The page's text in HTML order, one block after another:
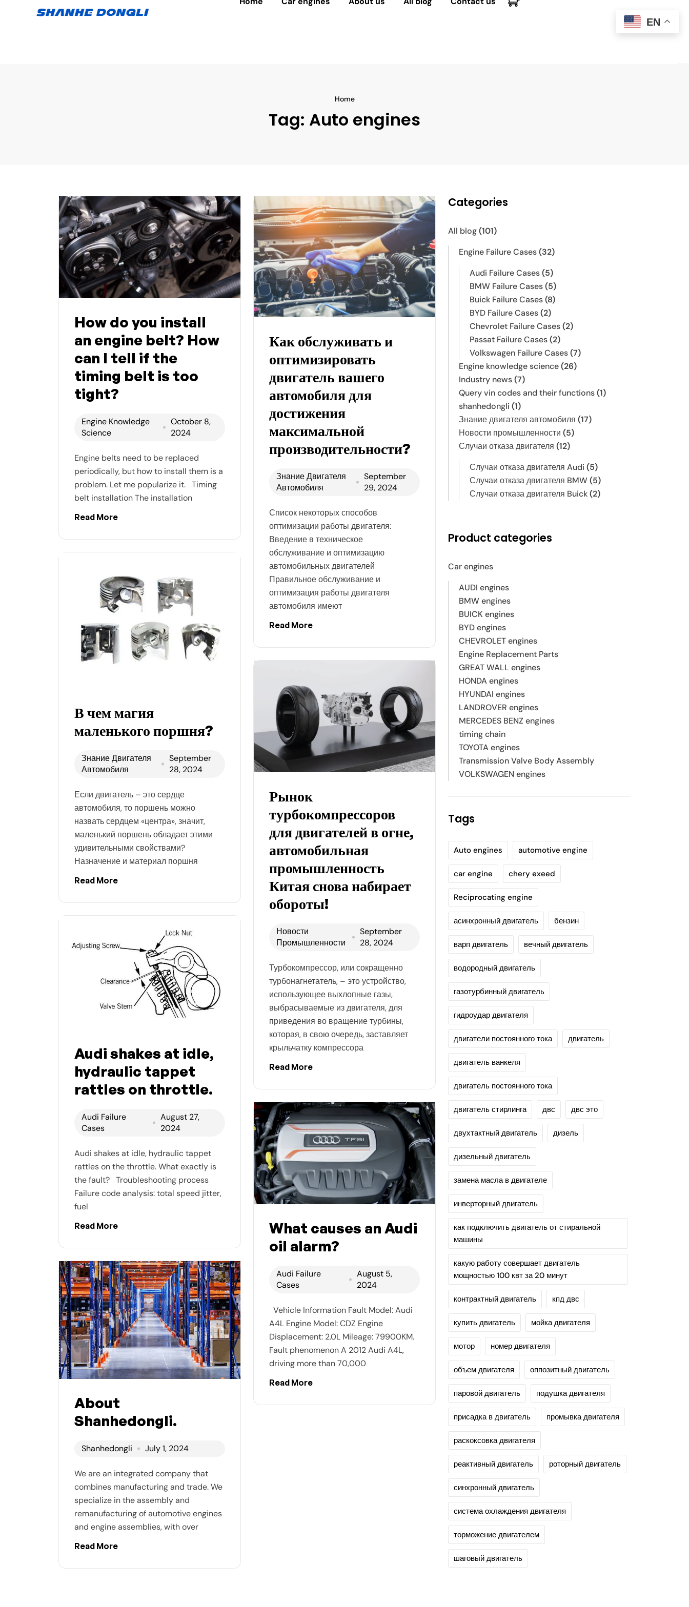
Home
Tag: Auto engines
How do you install
an engine belt? How
can I tell if the
timing belt is too
tight?
Engine Knowledge
Science
October 8,
2024
Engine belts need to be replaced
periodically, but how to install them is a
problem. Let me popularize it. Timing
belt installation The installation
Read More
Как обслуживать и
оптимизировать
двигатель вашего
автомобиля для
достижения
максимальной
производительности?
Знание Двигателя
Автомобиля
September
29, 2024
Список некоторых способов
оптимизации работы двигателя:
Введение в техническое
обслуживание и оптимизацию
автомобильных двигателей
Правильное обслуживание и
оптимизация работы двигателя
автомобиля имеют
Read More
В чем магия
маленького поршня?
Знание Двигателя
Автомобиля
September
28, 2024
Если двигатель – это сердце
автомобиля, то поршень можно
назвать сердцем «центра», значит,
маленький поршень обладает этими
удивительными свойствами?
Назначение и материал поршня
Read More
Рынок
турбокомпрессоров
для двигателей в огне,
автомобильная
промышленность
Китая снова набирает
обороты!
Новости
Промышленности
September
28, 2024
Турбокомпрессор, или сокращенно
турбонагнетатель, – это устройство,
использующее выхлопные газы,
выбрасываемые из двигателя, для
приведения во вращение турбины,
которая, в свою очередь, заставляет
крыльчатку компрессора
Read More
Audi shakes at idle,
hydraulic tappet
rattles on throttle.
Audi Failure
Cases
August 27,
2024
Audi shakes at idle, hydraulic tappet
rattles on the throttle. What exactly is
the fault? Troubleshooting process
Failure code analysis: total speed jitter,
fuel
Read More
What causes an Audi
oil alarm?
Audi Failure
Cases
August 5,
2024
Vehicle Information Fault Model: Audi
A4L Engine Model: CDZ Engine
Displacement: 2.0L Mileage: 79900KM.
Fault phenomenon A 2012 Audi A4L,
driving more than 70,000
Read More
About
Shanhedongli.
Shanhedongli July 1, 2024
We are an integrated company that
combines manufacturing and trade. We
specialize in the assembly and
remanufacturing of automotive engines
and engine assemblies, with over
Read More
Categories
All blog(101)
Engine Failure Cases(32)
Audi Failure Cases(5)
BMW Failure Cases(5)
Buick Failure Cases(8)
BYD Failure Cases(2)
Chevrolet Failure Cases(2)
Passat Failure Cases(2)
Volkswagen Failure Cases(7)
Engine knowledge science(26)
Industry news(7)
Query vin codes and their functions(1)
shanhedongli (1)
Знание двигателя автомобиля (17)
Новости промышленности (5)
Случаи отказа двигателя (12)
Случаи отказа двигателя Audi (5)
Случаи отказа двигателя BMW(5)
Случаи отказа двигателя Buick(2)
Product categories
Car engines
AUDI engines
BMW engines
BUICK engines
BYD engines
CHEVROLET engines
Engine Replacement Parts
GREAT WALL engines
HONDA engines
HYUNDAI engines
LANDROVER engines
MERCEDES BENZ engines
timing chain
TOYOTA engines
Transmission Valve Body Assembly
VOLKSWAGEN engines
Tags
Auto engines automotive engine
car engine chery exeed
Reciprocating engine
асинхронный двигатель бензин
варп двигатель вечный двигатель
водородный двигатель
газотурбинный двигатель
гидроудар двигателя
двигатели постоянного тока двигатель
двигатель ванкеля
двигатель постоянного тока
двигатель стирлинга двс двс это
двухтактный двигатель дизель
дизельный двигатель
замена масла в двигателе
инверторный двигатель
как подключить двигатель от стиральной
машины
какую работу совершает двигатель
мощностью 100 квт за 20 минут
контрактный двигатель кпд двс
купить двигатель мойка двигателя
мотор номер двигателя
объем двигателя оппозитный двигатель
паровой двигатель подушка двигателя
присадка в двигатель промывка двигателя
раскоксовка двигателя
реактивный двигатель роторный двигатель
синхронный двигатель
система охлаждения двигателя
торможение двигателем
шаговый двигатель
EN